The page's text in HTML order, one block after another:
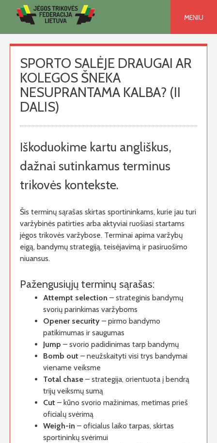
MENIU
SPORTO SALĖJE DRAUGAI AR
KOLEGOS ŠNEKA
NESUPRANTAMA KALBA? (II
DALIS)
Iškoduokime kartu angliškus,
dažnai sutinkamus terminus
trikovės kontekste.
Šis terminų sąrašas skirtas sportininkams, kurie jau turi
varžybinės patirties arba aktyviai ruošiasi startams
jėgos trikovės varžybose. Terminai apima varžybų
eigą, bandymų strategiją, teisėjavimą ir pasiruošimo
niuansus.
Pažengusiųjų terminų sąrašas:
Attempt selection – strateginis bandymų
svorių parinkimas varžyboms
Opener security – pirmo bandymo
patikimumas ir saugumas
Jump – svorio padidinimas tarp bandymų
Bomb out – neužskaityti visi trys bandymai
viename veiksme
Total chase – strategija, orientuota į bendrą
trijų veiksmų sumą
Cut – kūno svorio mažinimas, metimas prieš
oficialų svėrimą
Weigh-in – oficialus laiko tarpas, skirtas
sportininkų svėrimui